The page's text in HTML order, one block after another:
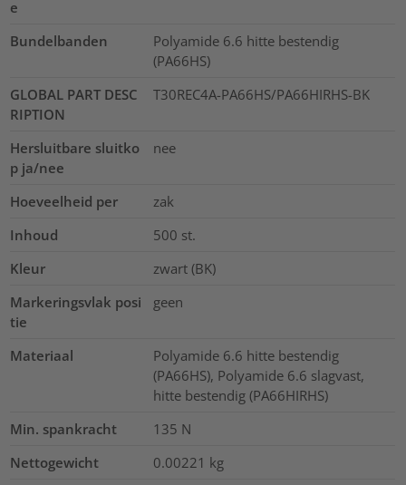
e
Bundelbanden
Polyamide 6.6 hitte bestendig
(PA66HS)
GLOBAL PART DESC
RIPTION
T30REC4A-PA66HS/PA66HIRHS-BK
Hersluitbare sluitko
p ja/nee
nee
Hoeveelheid per
zak
Inhoud
500 st.
Kleur
zwart (BK)
Markeringsvlak posi
tie
geen
Materiaal
Polyamide 6.6 hitte bestendig
(PA66HS), Polyamide 6.6 slagvast,
hitte bestendig (PA66HIRHS)
Min. spankracht
135 N
Nettogewicht
0.00221 kg